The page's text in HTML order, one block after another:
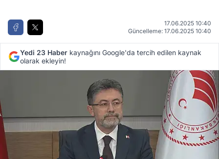
17.06.2025 10:40
Güncelleme: 17.06.2025 10:40
Yedi 23 Haber kaynağını Google'da tercih edilen kaynak
olarak ekleyin!